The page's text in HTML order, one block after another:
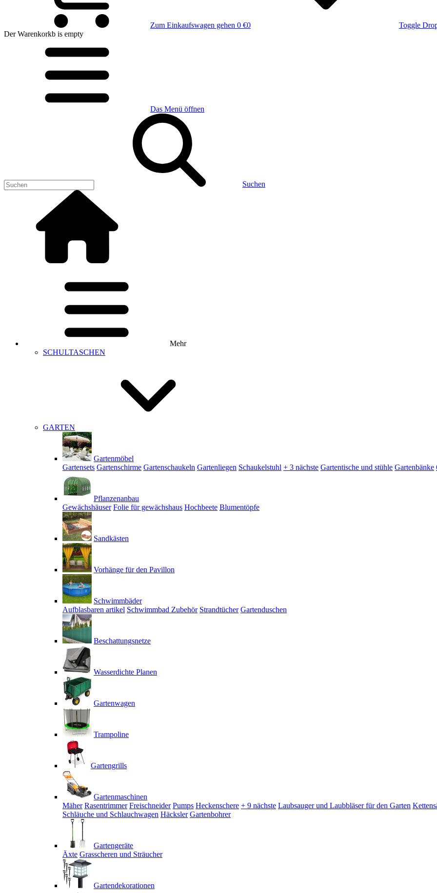
Zum Einkaufswagen gehen 0 €0
Toggle
Der Warenkorkb is empty
Das Menü öffnen
Suchen
Mehr
SCHULTASCHEN
GARTEN
Gartenmöbel
Gartensets Gartenschirme Gartenschaukeln Gartenliegen Schaukelstuhl + 3 nächste Gartentische und stühle Gartenbänke
Pflanzenanbau
Gewächshäuser Folie für gewächshaus Hochbeete Blumentöpfe
Sandkästen
Vorhänge für den Pavillon
Schwimmbäder
Aufblasbaren artikel Schwimmbad Zubehör Strandtücher Gartenduschen
Beschattungsnetze
Wasserdichte Planen
Gartenwagen
Trampoline
Gartengrills
Gartenmaschinen
Mäher Rasentrimmer Freischneider Pumps Heckenschere + 9 nächste Laubsauger und Laubbläser für den Garten
Schläuche und Schlauchwagen Häcksler Gartenbohrer
Gartengeräte
Äxte Grasscheren und Sträucher
Gartendekorationen